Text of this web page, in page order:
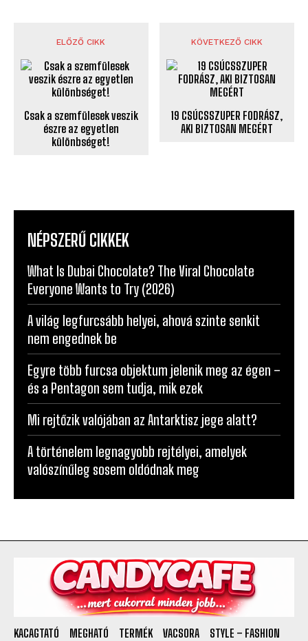
ELŐZŐ CIKK
Csak a szemfülesek veszik
észre az egyetlen
különbséget!
KÖVETKEZŐ CIKK
19 CSÚCSSZUPER FODRÁSZ,
AKI BIZTOSAN MEGÉRT
NÉPSZERŰ CIKKEK
What Is Dubai Chocolate? The Viral Chocolate
Everyone Wants to Try (2026)
A világ legfurcsább helyei, ahová szinte senkit
nem engednek be
Egyre több furcsa objektum jelenik meg az égen –
és a Pentagon sem tudja, mik ezek
Mi rejtőzik valójában az Antarktisz jege alatt?
A történelem legnagyobb rejtélyei, amelyek
valószínűleg sosem oldódnak meg
KACAGTATÓ MEGHATÓ TERMÉK VACSORA
STYLE – FASHION